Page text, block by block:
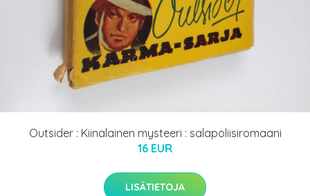
Outsider : Kiinalainen mysteeri : salapoliisiromaani
16 EUR
LISÄTIETOJA